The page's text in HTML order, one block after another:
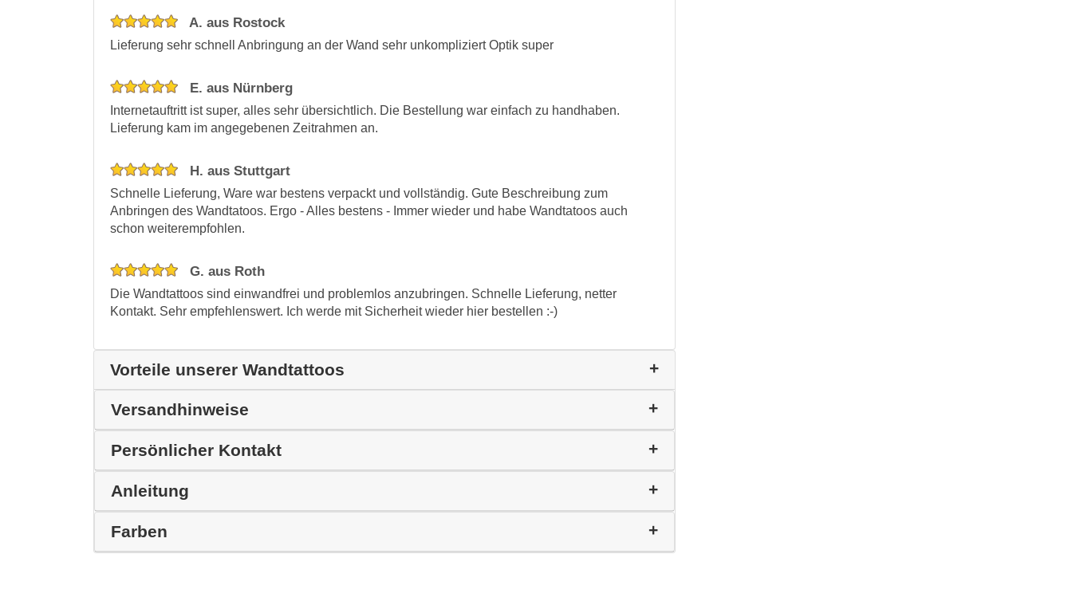
A. aus Rostock
Lieferung sehr schnell Anbringung an der Wand sehr unkompliziert Optik super
E. aus Nürnberg
Internetauftritt ist super, alles sehr übersichtlich. Die Bestellung war einfach zu handhaben.
Lieferung kam im angegebenen Zeitrahmen an.
H. aus Stuttgart
Schnelle Lieferung, Ware war bestens verpackt und vollständig. Gute Beschreibung zum
Anbringen des Wandtatoos. Ergo - Alles bestens - Immer wieder und habe Wandtatoos auch
schon weiterempfohlen.
G. aus Roth
Die Wandtattoos sind einwandfrei und problemlos anzubringen. Schnelle Lieferung, netter
Kontakt. Sehr empfehlenswert. Ich werde mit Sicherheit wieder hier bestellen :-)
Vorteile unserer Wandtattoos
Versandhinweise
Persönlicher Kontakt
Anleitung
Farben